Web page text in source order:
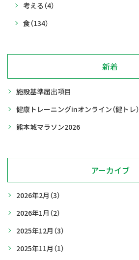
考える （4）
食（134）
新着
施設基準届出項目
健康トレーニングinオンライン（健トレ）
熊本城マラソン2026
アーカイブ
2026年2月 （3）
2026年1月 （2）
2025年12月 （3）
2025年11月 （1）